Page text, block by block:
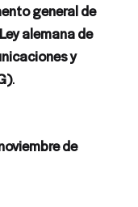
general de
Ley alemana de
y
.
de